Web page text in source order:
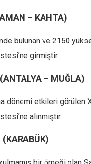
– KAHTA)
bulunan ve 2150
girmiştir.
– MUĞLA)
dönemi etkileri görülen
alınmıştır.
(KARABÜK)
bir örneği olan